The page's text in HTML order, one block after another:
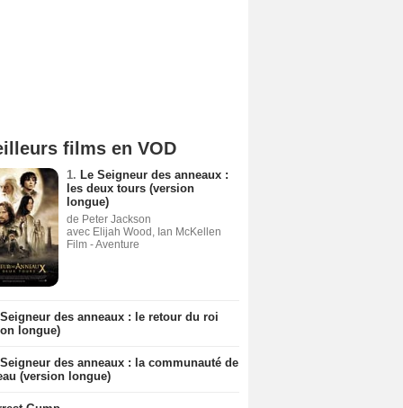
films en VOD
1. Le Seigneur des anneaux :
les deux tours (version
longue)
de Peter Jackson
avec Elijah Wood, Ian McKellen
Film - Aventure
des anneaux : le retour du roi
longue)
des anneaux : la communauté de
(version longue)